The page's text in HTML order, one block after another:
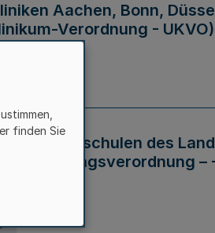
Aachen, Bonn,
Verordnung - UKVO)
der Hochschulen des
–
finden Sie